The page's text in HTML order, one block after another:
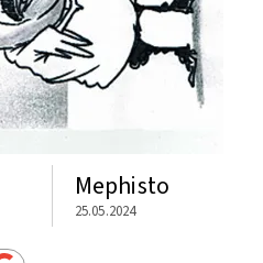
Mephisto
25.05.2024